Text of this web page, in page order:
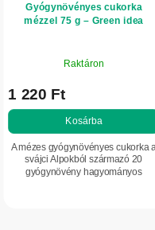
Gyógynövényes cukorka
mézzel 75 g – Green idea
Raktáron
1 220 Ft
Kosárba
A mézes gyógynövényes cukorka a
svájci Alpokból származó 20
gyógynövény hagyományos